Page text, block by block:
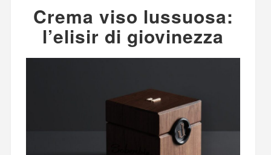
Crema viso lussuosa:
l’elisir di giovinezza